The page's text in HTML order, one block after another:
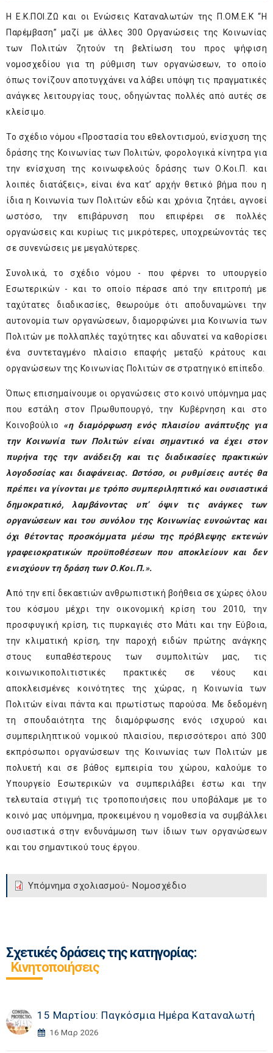
Η Ε.Κ.ΠΟΙ.ΖΩ και οι Ενώσεις Καταναλωτών της Π.ΟΜ.Ε.Κ “Η
Παρέμβαση” μαζί με άλλες 300 Οργανώσεις της Κοινωνίας
των Πολιτών ζητούν τη βελτίωση του προς ψήφιση
νομοσχεδίου για τη ρύθμιση των οργανώσεων, το οποίο
όπως τονίζουν αποτυγχάνει να λάβει υπόψη τις πραγματικές
ανάγκες λειτουργίας τους, οδηγώντας πολλές από αυτές σε
κλείσιμο.
Το σχέδιο νόμου «Προστασία του εθελοντισμού, ενίσχυση της
δράσης της Κοινωνίας των Πολιτών, φορολογικά κίνητρα για
την ενίσχυση της κοινωφελούς δράσης των Ο.Κοι.Π. και
λοιπές διατάξεις», είναι ένα κατ’ αρχήν θετικό βήμα που η
ίδια η Κοινωνία των Πολιτών εδώ και χρόνια ζητάει, αγνοεί
ωστόσο, την επιβάρυνση που επιφέρει σε πολλές
οργανώσεις και κυρίως τις μικρότερες, υποχρεώνοντάς τες
σε συνενώσεις με μεγαλύτερες.
Συνολικά, το σχέδιο νόμου - που φέρνει το υπουργείο
Εσωτερικών - και το οποίο πέρασε από την επιτροπή με
ταχύτατες διαδικασίες, θεωρούμε ότι αποδυναμώνει την
αυτονομία των οργανώσεων, διαμορφώνει μια Κοινωνία των
Πολιτών με πολλαπλές ταχύτητες και αδυνατεί να καθορίσει
ένα συντεταγμένο πλαίσιο επαφής μεταξύ κράτους και
οργανώσεων της Κοινωνίας Πολιτών σε στρατηγικό επίπεδο.
Όπως επισημαίνουμε οι οργανώσεις στο κοινό υπόμνημα μας
που εστάλη στον Πρωθυπουργό, την Κυβέρνηση και στο
Κοινοβούλιο «η διαμόρφωση ενός πλαισίου ανάπτυξης για
την Κοινωνία των Πολιτών είναι σημαντικό να έχει στον
πυρήνα της την ανάδειξη και τις διαδικασίες πρακτικών
λογοδοσίας και διαφάνειας. Ωστόσο, οι ρυθμίσεις αυτές θα
πρέπει να γίνονται με τρόπο συμπεριληπτικό και ουσιαστικά
δημοκρατικό, λαμβάνοντας υπ’ όψιν τις ανάγκες των
οργανώσεων και του συνόλου της Κοινωνίας ευνοώντας και
όχι θέτοντας προσκόμματα μέσω της πρόβλεψης εκτενών
γραφειοκρατικών προϋποθέσεων που αποκλείουν και δεν
ενισχύουν τη δράση των Ο.Κοι.Π.».
Από την επί δεκαετιών ανθρωπιστική βοήθεια σε χώρες όλου
του κόσμου μέχρι την οικονομική κρίση του 2010, την
προσφυγική κρίση, τις πυρκαγιές στο Μάτι και την Εύβοια,
την κλιματική κρίση, την παροχή ειδών πρώτης ανάγκης
στους ευπαθέστερους των συμπολιτών μας, τις
κοινωνικοπολιτιστικές πρακτικές σε νέους και
αποκλεισμένες κοινότητες της χώρας, η Κοινωνία των
Πολιτών είναι πάντα και πρωτίστως παρούσα. Με δεδομένη
τη σπουδαιότητα της διαμόρφωσης ενός ισχυρού και
συμπεριληπτικού νομικού πλαισίου, περισσότεροι από 300
εκπρόσωποι οργανώσεων της Κοινωνίας των Πολιτών με
πολυετή και σε βάθος εμπειρία του χώρου, καλούμε το
Υπουργείο Εσωτερικών να συμπεριλάβει έστω και την
τελευταία στιγμή τις τροποποιήσεις που υποβάλαμε με το
κοινό μας υπόμνημα, προκειμένου η νομοθεσία να συμβάλλει
ουσιαστικά στην ενδυνάμωση των ίδιων των οργανώσεων
και του σημαντικού τους έργου.
Υπόμνημα σχολιασμού- Νομοσχέδιο
Σχετικές δράσεις της κατηγορίας:
Κινητοποιήσεις
15 Μαρτίου: Παγκόσμια Ημέρα Καταναλωτή
16 Μαρ 2026